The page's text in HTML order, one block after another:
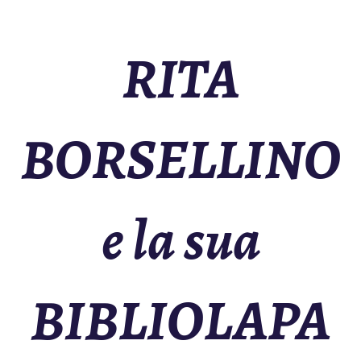
RITA
BORSELLINO
e la sua
BIBLIOLAPA